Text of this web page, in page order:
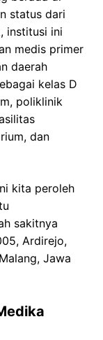
status dari
institusi ini
medis primer
daerah
kelas D
poliklinik
dan
kita peroleh
sakitnya
Ardirejo,
Malang, Jawa